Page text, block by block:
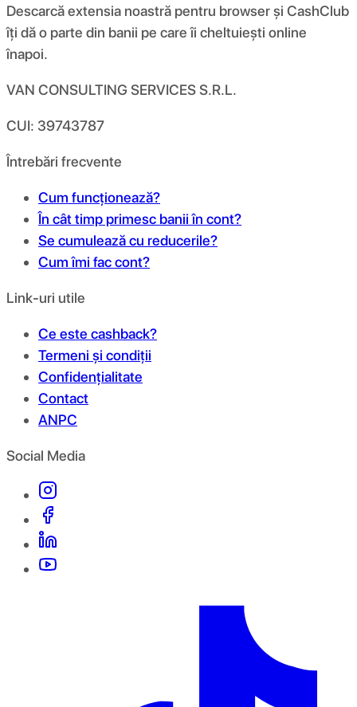
Descarcă extensia noastră pentru browser și CashClub
îți dă o parte din banii pe care îi cheltuiești online
înapoi.
VAN CONSULTING SERVICES S.R.L.
CUI: 39743787
Întrebări frecvente
Cum funcționează?
În cât timp primesc banii în cont?
Se cumulează cu reducerile?
Cum îmi fac cont?
Link-uri utile
Ce este cashback?
Termeni și condiții
Confidențialitate
Contact
ANPC
Social Media